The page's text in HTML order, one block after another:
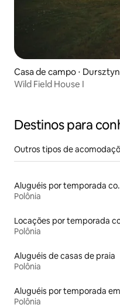
Casa de campo ⋅ Dursztyn
Wild Field House I
Destinos para
Outros tipos de
Aluguéis por
Polônia
Polônia
Aluguéis de casas de praia
Polônia
Polônia